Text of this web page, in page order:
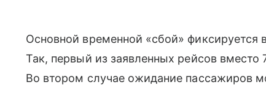
Основной временной «сбой»
Так, первый из заявленных рейсов вместо
Во втором случае ожидание пассажиров